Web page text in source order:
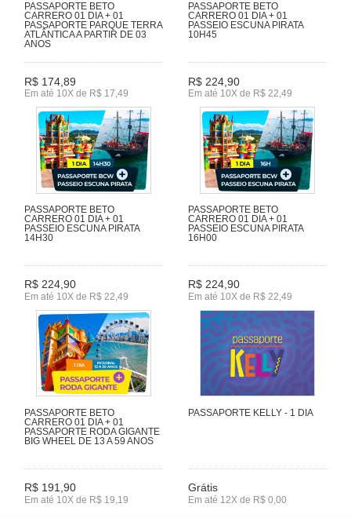
PASSAPORTE BETO
CARRERO 01 DIA + 01
PASSAPORTE PARQUE TERRA
ATLÂNTICA A PARTIR DE 03
ANOS
R$ 174,89
Em até 10X de R$ 17,49
PASSAPORTE BETO
CARRERO 01 DIA + 01
PASSEIO ESCUNA PIRATA
10H45
R$ 224,90
Em até 10X de R$ 22,49
PASSAPORTE BETO
CARRERO 01 DIA + 01
PASSEIO ESCUNA PIRATA
14H30
R$ 224,90
Em até 10X de R$ 22,49
PASSAPORTE BETO
CARRERO 01 DIA + 01
PASSEIO ESCUNA PIRATA
16H00
R$ 224,90
Em até 10X de R$ 22,49
PASSAPORTE BETO
CARRERO 01 DIA + 01
PASSAPORTE RODA GIGANTE
BIG WHEEL DE 13 A 59 ANOS
R$ 191,90
Em até 10X de R$ 19,19
PASSAPORTE KELLY - 1 DIA
Grátis
Em até 12X de R$ 0,00